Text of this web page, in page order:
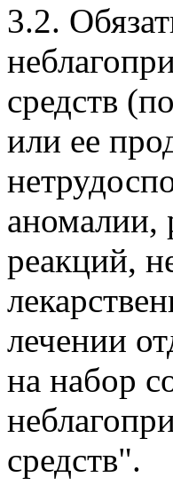
3.2.
средств
или ее
аномалии,
реакций,
лечении
на набор
средств".